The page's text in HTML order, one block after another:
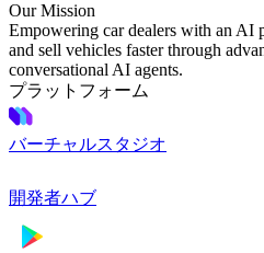
Our Mission
Empowering car dealers with an AI
and sell vehicles faster through
conversational AI agents.
プラットフォーム
バーチャルスタジオ
開発者ハブ